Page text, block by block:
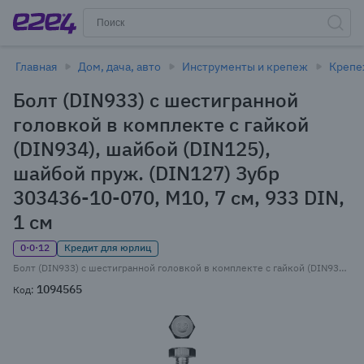
Главная Дом, дача, авто Инструменты и крепеж
Болт (DIN933) с шестигранной
головкой в комплекте с гайкой
(DIN934), шайбой (DIN125),
шайбой пруж. (DIN127) Зубр
303436-10-070, М10, 7 см, 933 DIN,
1 см
0·0·12
Кредит для юрлиц
Болт (DIN933) с шестигранной головкой в комплекте с гайкой (DIN934), шайбой (DIN125), шайбой пруж. (DIN127) Зубр 303436-10-070, М10, 7 см, 933 DIN, 1 см, оцинкованная сталь, 2 шт., фасовка (303436-10-070)
Код: 1094565